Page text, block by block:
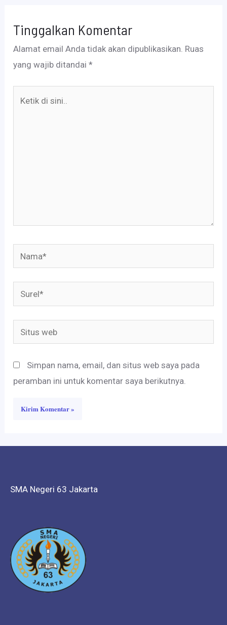
Tinggalkan Komentar
Alamat email Anda tidak akan dipublikasikan. Ruas
yang wajib ditandai*
Nama*
Surel*
Situs
web
Simpan nama, email, dan situs web saya pada
peramban ini untuk komentar saya berikutnya.
SMA Negeri 63 Jakarta